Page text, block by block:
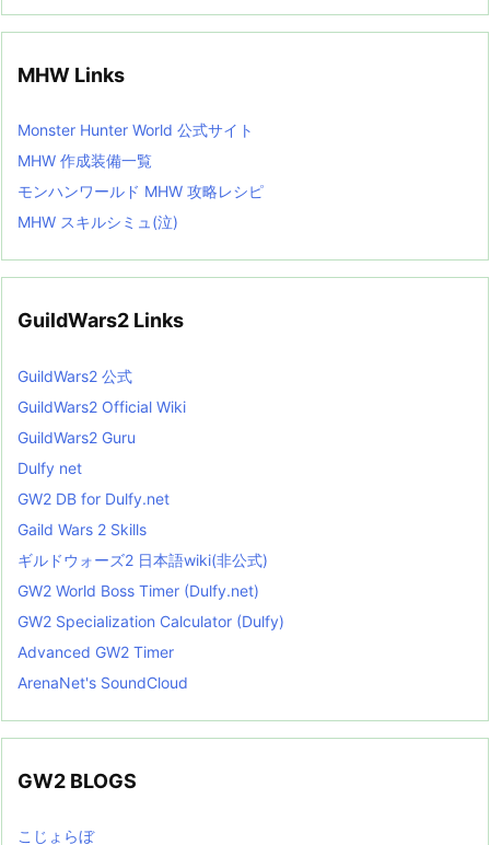
MHW Links
Monster Hunter World 公式サイト
MHW 作成装備一覧
モンハンワールド MHW 攻略レシピ
MHW スキルシミュ(泣)
GuildWars2 Links
GuildWars2 公式
GuildWars2 Official Wiki
GuildWars2 Guru
Dulfy net
GW2 DB for Dulfy.net
Gaild Wars 2 Skills
ギルドウォーズ2 日本語wiki(非公式)
GW2 World Boss Timer (Dulfy.net)
GW2 Specialization Calculator (Dulfy)
Advanced GW2 Timer
ArenaNet's SoundCloud
GW2 BLOGS
こじょらぼ